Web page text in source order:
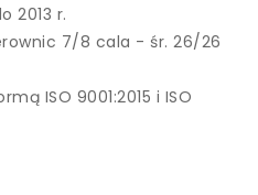
2013 r.
7/8 cala - śr. 26/26
ISO 9001:2015 i ISO